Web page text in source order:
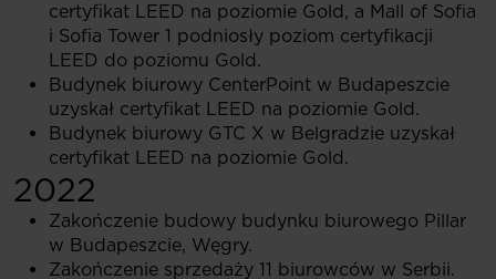
certyfikat LEED na poziomie Gold, a Mall of Sofia
i Sofia Tower 1 podniosły poziom certyfikacji
LEED do poziomu Gold.
Budynek biurowy CenterPoint w Budapeszcie
uzyskał certyfikat LEED na poziomie Gold.
Budynek biurowy GTC X w Belgradzie uzyskał
certyfikat LEED na poziomie Gold.
2022
Zakończenie budowy budynku biurowego Pillar
w Budapeszcie, Węgry.
Zakończenie sprzedaży 11 biurowców w Serbii.